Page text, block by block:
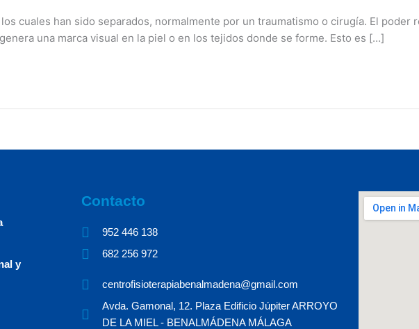
cuales han sido separados, normalmente por un traumatismo o cirugía. El poder
una marca visual en la piel o en los tejidos donde se forme. Esto es […]
y
Contacto
952 446 138​ ​
682 256 972 ​
centrofisioterapiabenalmadena@gmail.com
Avda. Gamonal, 12. Plaza Edificio Júpiter ARROYO
DE LA MIEL - BENALMÁDENA MÁLAGA